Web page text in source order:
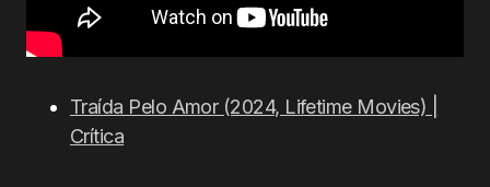
Traída Pelo Amor (2024, Lifetime Movies) |
Crítica